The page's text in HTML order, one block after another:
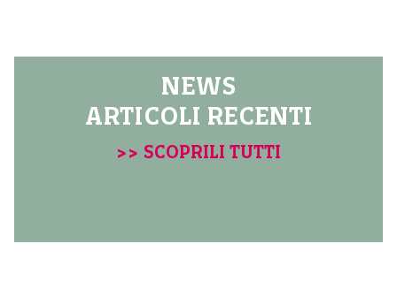
NEWS
ARTICOLI RECENTI
>> SCOPRILI TUTTI